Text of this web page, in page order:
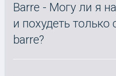
Barre - Могу ли я
и похудеть
barre?